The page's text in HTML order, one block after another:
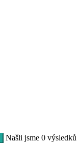
Našli jsme0 výsledků